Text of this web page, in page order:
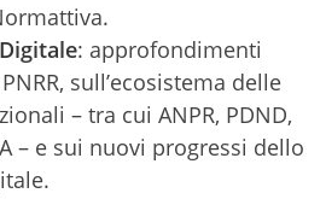
: approfondimenti
sull’ecosistema delle
– tra cui ANPR, PDND,
– e sui nuovi progressi dello